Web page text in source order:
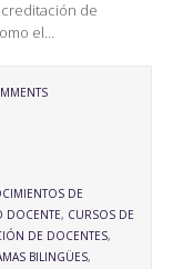
de
el…
DE
DOCENTE, CURSOS DE
DE DOCENTES,
BILINGÜES,